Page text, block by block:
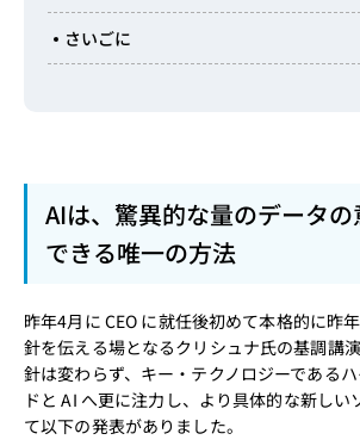
さいごに
AIは、驚異的な量のデータ
できる唯一の方法
昨年4月に CEO に就任後初めて本格的に昨
針を伝える場となるクリシュナ氏の基調講
針は変わらず、キー・テクノロジーである
ドと AI へ更に注力し、より具体的な新しい
て以下の発表がありました。